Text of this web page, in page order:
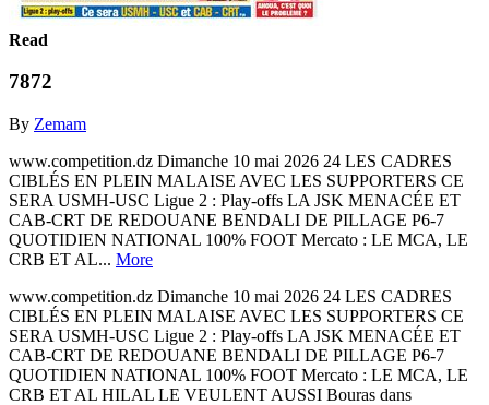
Read
7872
By Zemam
www.competition.dz Dimanche 10 mai 2026 24 LES CADRES
CIBLÉS EN PLEIN MALAISE AVEC LES SUPPORTERS CE
SERA USMH-USC Ligue 2 : Play-offs LA JSK MENACÉE ET
CAB-CRT DE REDOUANE BENDALI DE PILLAGE P6-7
QUOTIDIEN NATIONAL 100% FOOT Mercato : LE MCA, LE
CRB ET AL... More
www.competition.dz Dimanche 10 mai 2026 24 LES CADRES
CIBLÉS EN PLEIN MALAISE AVEC LES SUPPORTERS CE
SERA USMH-USC Ligue 2 : Play-offs LA JSK MENACÉE ET
CAB-CRT DE REDOUANE BENDALI DE PILLAGE P6-7
QUOTIDIEN NATIONAL 100% FOOT Mercato : LE MCA, LE
CRB ET AL HILAL LE VEULENT AUSSI Bouras dans